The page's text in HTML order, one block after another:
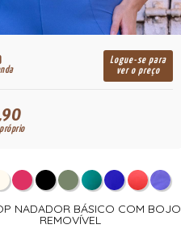
Logue-se para
ver o preço
NADADOR BÁSICO COM BOJO
REMOVÍVEL